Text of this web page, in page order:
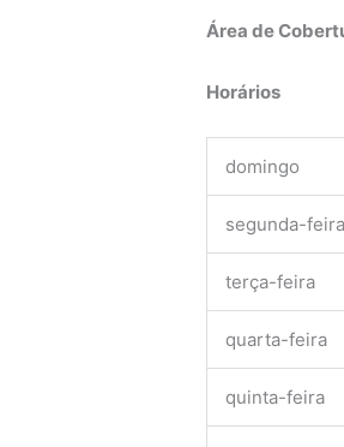
Área de
Horários
domingo
segunda-feira
terça-feira
quarta-feira
quinta-feira